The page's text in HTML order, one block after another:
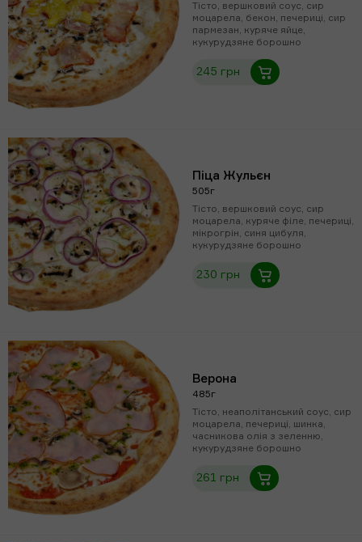
Тісто, вершковий соус, сир
моцарела, бекон, печериці, сир
пармезан, куряче яйце,
кукурудзяне борошно
245 грн
Піца Жульєн
505г
Тісто, вершковий соус, сир
моцарела, куряче філе, печериці,
мікрогрін, синя цибуля,
кукурудзяне борошно
230 грн
Верона
485г
Тісто, неаполітанський соус, сир
моцарела, печериці, шинка,
часникова олія з зеленню,
кукурудзяне борошно
261 грн